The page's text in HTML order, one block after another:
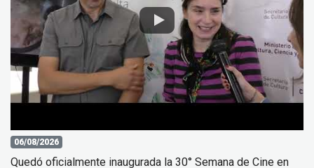
06/08/2026
Quedó oficialmente inaugurada la 30° Semana de Cine en